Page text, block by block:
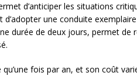
d’anticiper les situations
une conduite exemplaire
durée de deux jours, permet de
qu’une fois par an, et son coût